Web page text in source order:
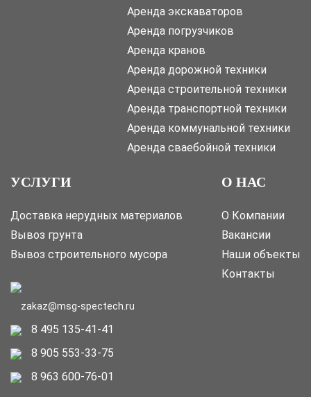
Аренда экскаваторов
Аренда погрузчиков
Аренда кранов
Аренда дорожной техники
Аренда строительной техники
Аренда транспортной техники
Аренда коммунальной техники
Аренда сваебойной техники
УСЛУГИ
Доставка нерудных материалов
Вывоз грунта
Вывоз строительного мусора
О НАС
О Компании
Вакансии
Наши объекты
Контакты
zakaz@msg-spectech.ru
8 495 135-41-41
8 905 553-33-75
8 963 600-76-01